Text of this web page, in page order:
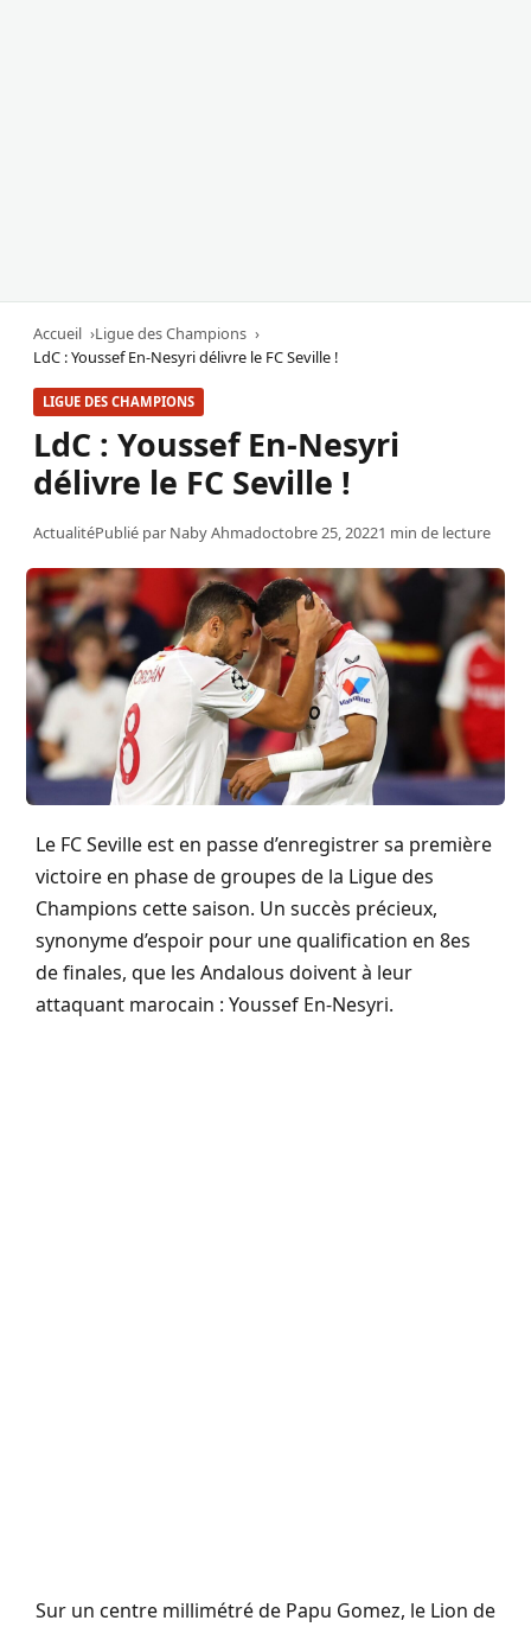
Accueil
Ligue des Champions
LdC : Youssef En-Nesyri délivre le FC Seville !
LIGUE DES CHAMPIONS
LdC : Youssef En-Nesyri
délivre le FC Seville !
ActualitéPublié par Naby Ahmadoctobre 25, 20221 min de lecture
Le FC Seville est en passe d’enregistrer sa première
victoire en phase de groupes de la Ligue des
Champions cette saison. Un succès précieux,
synonyme d’espoir pour une qualification en 8es
de finales, que les Andalous doivent à leur
attaquant marocain : Youssef En-Nesyri.
Sur un centre millimétré de Papu Gomez, le Lion de